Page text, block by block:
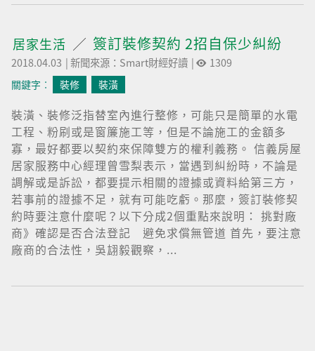
居家生活 簽訂裝修契約 2招自保少糾紛
2018.04.03 |新聞來源：Smart財經好讀 | 1309
關鍵字︰ 裝修 裝潢
裝潢、裝修泛指替室內進行整修，可能只是簡單的水電
工程、粉刷或是窗簾施工等，但是不論施工的金額多
寡，最好都要以契約來保障雙方的權利義務。 信義房屋
居家服務中心經理曾雪梨表示，當遇到糾紛時，不論是
調解或是訴訟，都要提示相關的證據或資料給第三方，
若事前的證據不足，就有可能吃虧。那麼，簽訂裝修契
約時要注意什麼呢？以下分成2個重點來說明： 挑對廠
商》確認是否合法登記 避免求償無管道 首先，要注意
廠商的合法性，吳翃毅觀察，...